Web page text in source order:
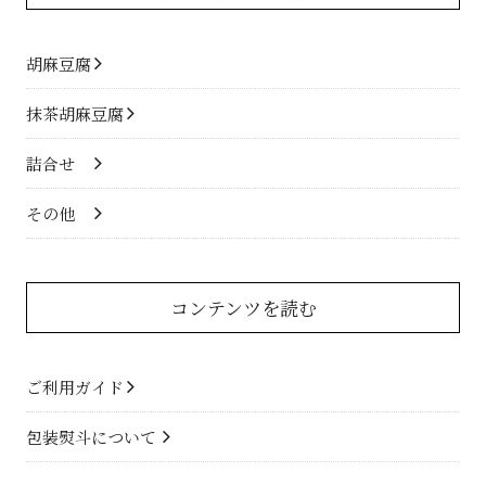
胡麻豆腐
抹茶胡麻豆腐
詰合せ
その他
コンテンツを読む
ご利用ガイド
包装熨斗について